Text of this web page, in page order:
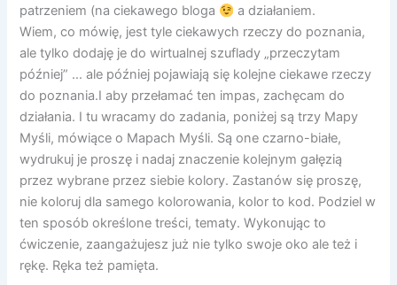
patrzeniem (na ciekawego bloga
a działaniem.
Wiem, co mówię, jest tyle ciekawych rzeczy do poznania,
ale tylko dodaję je do wirtualnej szuflady „przeczytam
później” … ale później pojawiają się kolejne ciekawe rzeczy
do poznania.I aby przełamać ten impas, zachęcam do
działania. I tu wracamy do zadania, poniżej są trzy Mapy
Myśli, mówiące o Mapach Myśli. Są one czarno-białe,
wydrukuj je proszę i nadaj znaczenie kolejnym gałęzią
przez wybrane przez siebie kolory. Zastanów się proszę,
nie koloruj dla samego kolorowania, kolor to kod. Podziel w
ten sposób określone treści, tematy. Wykonując to
ćwiczenie, zaangażujesz już nie tylko swoje oko ale też i
rękę. Ręka też pamięta.